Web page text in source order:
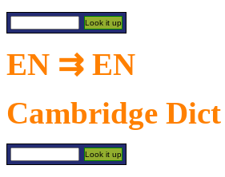
EN ⇉ EN
Cambridge Dict